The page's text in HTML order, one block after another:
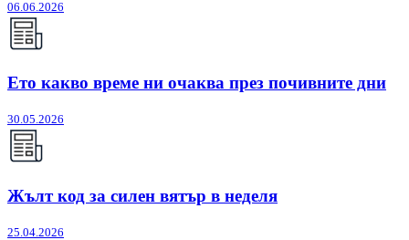
06.06.2026
Ето какво време ни очаква през почивните дни
30.05.2026
Жълт код за силен вятър в неделя
25.04.2026